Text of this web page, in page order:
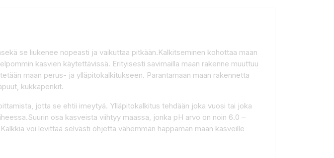
se liukenee nopeasti ja vaikuttaa pitkään.Kalkitseminen kohottaa maan
kasvien käytettävissä. Erityisesti savimailla maan rakenne muuttuu
maan perus- ja ylläpitokalkitukseen. Parantamaan maan rakennetta
kukkapenkit.
jotta se ehtii imeytyä. Ylläpitokalkitus tehdään joka vuosi tai joka
osa kasveista viihtyy maassa, jonka pH arvo on noin 6.0 –
voi levittää selvästi ohjetta vähemmän happaman maan kasveille